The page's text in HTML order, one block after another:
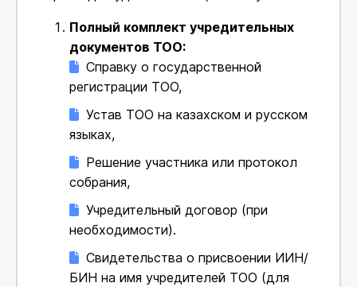
Полный комплект учредительных
документов ТОО:
Справку о государственной
регистрации ТОО,
Устав ТОО на казахском и русском
языках,
Решение участника или протокол
собрания,
Учредительный договор (при
необходимости).
Свидетельства о присвоении ИИН/
БИН на имя учредителей ТОО (для